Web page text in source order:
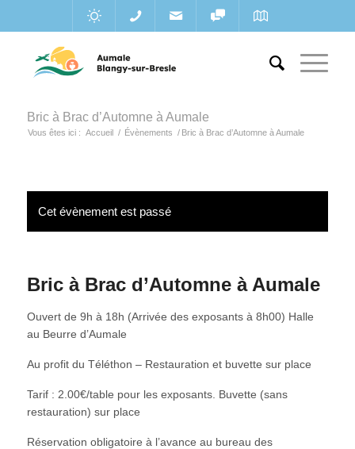
Bric à Brac d’Automne à Aumale
Vous êtes ici : Accueil / Évènements / Bric à Brac d’Automne à Aumale
Cet évènement est passé
Bric à Brac d’Automne à Aumale
Ouvert de 9h à 18h (Arrivée des exposants à 8h00) Halle
au Beurre d’Aumale
Au profit du Téléthon – Restauration et buvette sur place
Tarif : 2.00€/table pour les exposants. Buvette (sans
restauration) sur place
Réservation obligatoire à l’avance au bureau des